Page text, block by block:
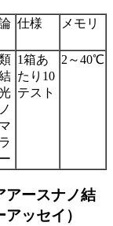
仕様 メモリ
1箱あ
たり10
テスト
2～40℃
アースナノ結
ッセイ）